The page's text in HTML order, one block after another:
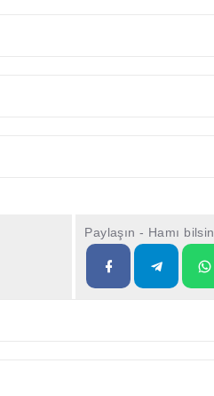
Paylaşın - Hamı bilsin